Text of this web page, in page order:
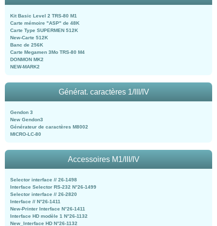
Kit Basic Level 2 TRS-80 M1
Carte mémoire "ASP" de 48K
Carte Type SUPERMEN 512K
New-Carte 512K
Banc de 256K
Carte Megamen 3Mo TRS-80 M4
DONMON MK2
NEW-MARK2
Générat. caractères 1/III/IV
Gendon 3
New Gendon3
Générateur de caractères M8002
MICRO-LC-80
Accessoires M1/III/IV
Selector interface // 26-1498
Interface Selector RS-232 N°26-1499
Selector interface // 26-2820
Interface // N°26-1411
New-Printer Interface N°26-1411
Interface HD modèle 1 N°26-1132
New_Interface HD N°26-1132